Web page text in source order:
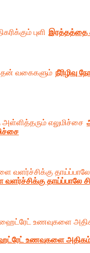
இரத்­தத்தை
நீரிழிவு
தாய்ப்பாலே
உணவுகளை அதிகம்